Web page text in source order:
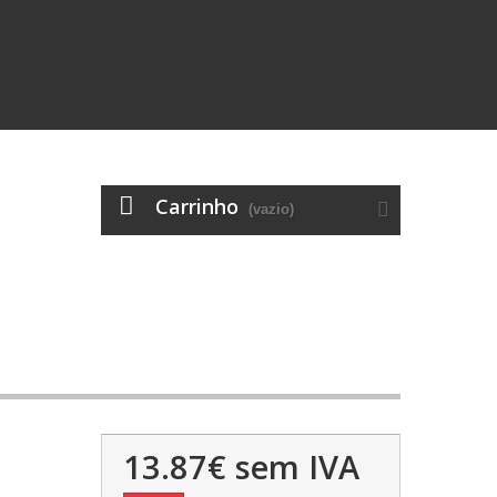
Carrinho (vazio)
13.87€ sem IVA